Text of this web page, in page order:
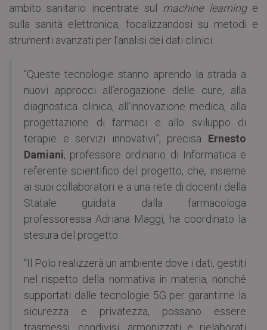
ambito sanitario incentrate sul machine learninge
sulla sanità elettronica, focalizzandosi su metodi e
strumenti avanzati per l’analisi dei dati clinici.
“Queste tecnologie stanno aprendo la strada a
nuovi approcci all’erogazione delle cure, alla
diagnostica clinica, all’innovazione medica, alla
progettazione di farmaci e allo sviluppo di
terapie e servizi innovativi”, precisa Ernesto
Damiani, professore ordinario di Informatica e
referente scientifico del progetto, che, insieme
ai suoi collaboratori e a una rete di docenti della
Statale guidata dalla farmacologa
professoressa Adriana Maggi, ha coordinato la
stesura del progetto.
“Il Polo realizzerà un ambiente dove i dati, gestiti
nel rispetto della normativa in materia, nonché
supportati dalle tecnologie 5G per garantirne la
sicurezza e privatezza, possano essere
trasmessi, condivisi, armonizzati e rielaborati